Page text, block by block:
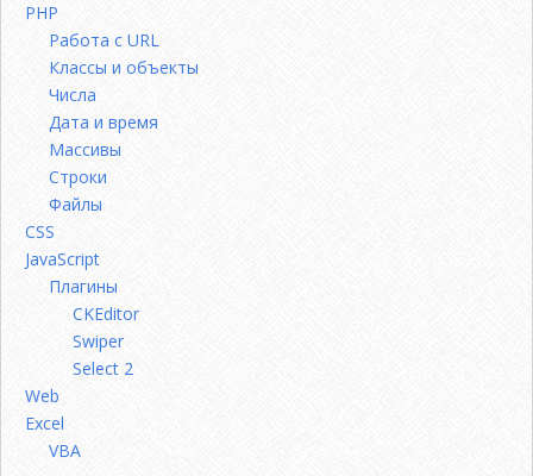
PHP
Работа с URL
Классы и объекты
Числа
Дата и время
Массивы
Строки
Файлы
CSS
JavaScript
Плагины
CKEditor
Swiper
Select 2
Web
Excel
VBA